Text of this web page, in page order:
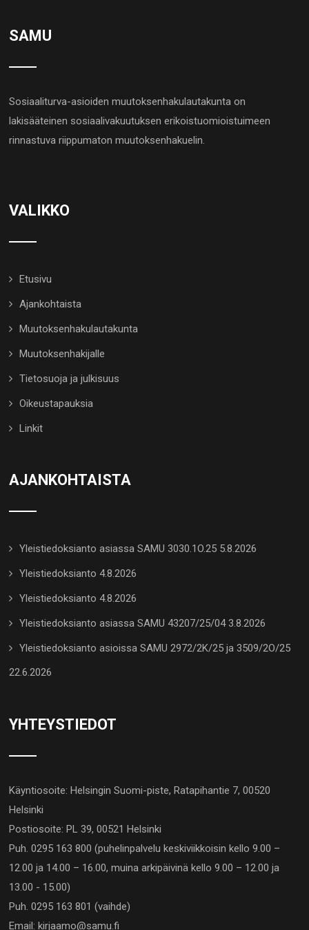
SAMU
Sosiaaliturva-asioiden muutoksenhakulautakunta on
lakisääteinen sosiaalivakuutuksen erikoistuomioistuimeen
rinnastuva riippumaton muutoksenhakuelin.
VALIKKO
Etusivu
Ajankohtaista
Muutoksenhakulautakunta
Muutoksenhakijalle
Tietosuoja ja julkisuus
Oikeustapauksia
Linkit
AJANKOHTAISTA
Yleistiedoksianto asiassa SAMU 3030.1O.25 5.8.2026
Yleistiedoksianto 4.8.2026
Yleistiedoksianto 4.8.2026
Yleistiedoksianto asiassa SAMU 43207/25/04 3.8.2026
Yleistiedoksianto asioissa SAMU 2972/2K/25 ja 3509/2O/25
22.6.2026
YHTEYSTIEDOT
Käyntiosoite: Helsingin Suomi-piste, Ratapihantie 7, 00520
Helsinki
Postiosoite: PL 39, 00521 Helsinki
Puh. 0295 163 800 (puhelinpalvelu keskiviikkoisin kello 9.00 –
12.00 ja 14.00 – 16.00, muina arkipäivinä kello 9.00 – 12.00 ja
13.00 - 15.00)
Puh. 0295 163 801 (vaihde)
Email: kirjaamo@samu.fi